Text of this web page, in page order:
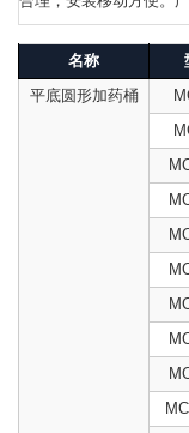
名称
平底圆形加药桶